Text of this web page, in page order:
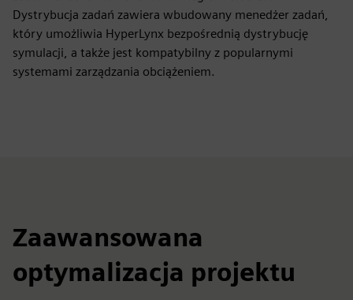
Dystrybucja zadań zawiera wbudowany menedżer zadań,
który umożliwia HyperLynx bezpośrednią dystrybucję
symulacji, a także jest kompatybilny z popularnymi
systemami zarządzania obciążeniem.
Zaawansowana
optymalizacja projektu